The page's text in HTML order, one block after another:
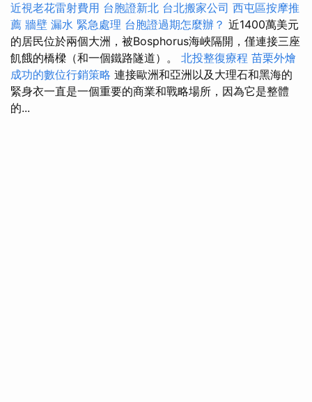
近視老花雷射費用 台胞證新北 台北搬家公司 西屯區按摩推
薦 牆壁 漏水 緊急處理 台胞證過期怎麼辦？ 近1400萬美元
的居民位於兩個大洲，被Bosphorus海峽隔開，僅連接三座
飢餓的橋樑（和一個鐵路隧道）。 北投整復療程 苗栗外燴
成功的數位行銷策略 連接歐洲和亞洲以及大理石和黑海的
緊身衣一直是一個重要的商業和戰略場所，因為它是整體
的...